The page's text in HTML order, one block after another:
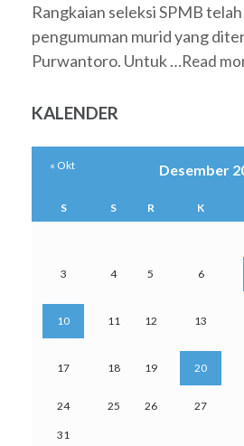
Rangkaian seleksi SPMB
pengumuman murid yang
Purwantoro. Untuk …Read
KALENDER
Desember
S S R K
3 4 5 6
10 11 12 13
17 18 19 20
24 25 26 27
31
« Okt